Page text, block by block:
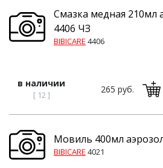
Смазка медная 210мл
4406 ЧЗ
BIBICARE 4406
в наличии
[ 12 ]
265 руб.
Мовиль 400мл
BIBICARE 4021